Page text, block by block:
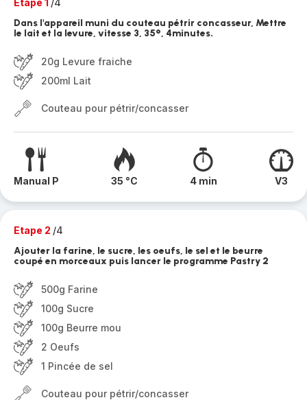
Etape 1 /4
Dans l'appareil muni du couteau pétrir concasseur, Mettre
le lait et la levure, vitesse 3, 35°, 4minutes.
20g Levure fraiche
200ml Lait
Couteau pour pétrir/concasser
Manual P 35 °C 4 min V3
Etape 2 /4
Ajouter la farine, le sucre, les oeufs, le sel et le beurre
coupé en morceaux puis lancer le programme Pastry 2
500g Farine
100g Sucre
100g Beurre mou
2 Oeufs
1 Pincée de sel
Couteau pour pétrir/concasser